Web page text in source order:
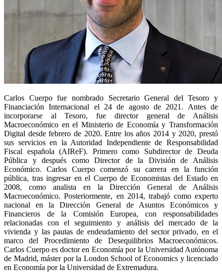
Carlos Cuerpo fue nombrado Secretario General del Tesoro y
Financiación Internacional el 24 de agosto de 2021. Antes de
incorporarse al Tesoro, fue director general de Análisis
Macroeconómico en el Ministerio de Economía y Transformación
Digital desde febrero de 2020. Entre los años 2014 y 2020, prestó
sus servicios en la Autoridad Independiente de Responsabilidad
Fiscal española (AIReF). Primero como Subdirector de Deuda
Pública y después como Director de la División de Análisis
Económico. Carlos Cuerpo comenzó su carrera en la función
pública, tras ingresar en el Cuerpo de Economistas del Estado en
2008, como analista en la Dirección General de Análisis
Macroeconómico. Posteriormente, en 2014, trabajó como experto
nacional en la Dirección General de Asuntos Económicos y
Financieros de la Comisión Europea, con responsabilidades
relacionadas con el seguimiento y análisis del mercado de la
vivienda y las pautas de endeudamiento del sector privado, en el
marco del Procedimiento de Desequilibrios Macroeconómicos.
Carlos Cuerpo es doctor en Economía por la Universidad Autónoma
de Madrid, máster por la London School of Economics y licenciado
en Economía por la Universidad de Extremadura.